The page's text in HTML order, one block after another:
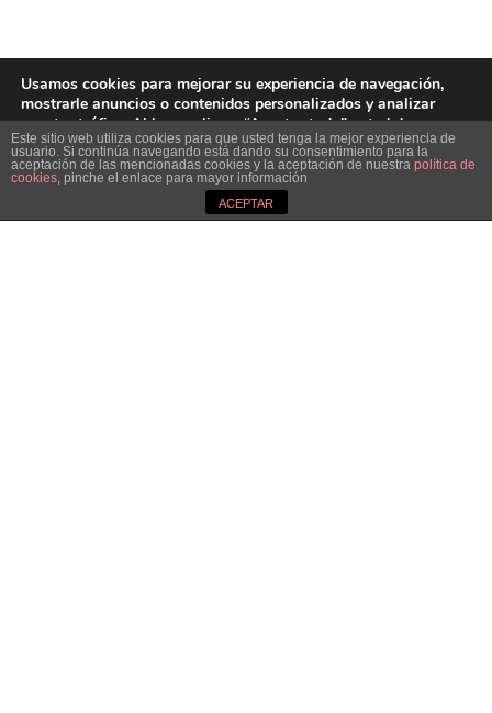
Este sitio web utiliza cookies para que usted tenga la mejor experiencia de
usuario. Si continúa navegando está dando su consentimiento para la
aceptación de las mencionadas cookies y la aceptación de nuestra política de
cookies, pinche el enlace para mayor información
ACEPTAR
Usamos cookies para mejorar su experiencia de navegación,
mostrarle anuncios o contenidos personalizados y analizar
nuestro tráfico. Al hacer clic en “Aceptar todo” usted da su
consentimiento a nuestro uso de las cookies.
Aceptar Rechazar Ajustes